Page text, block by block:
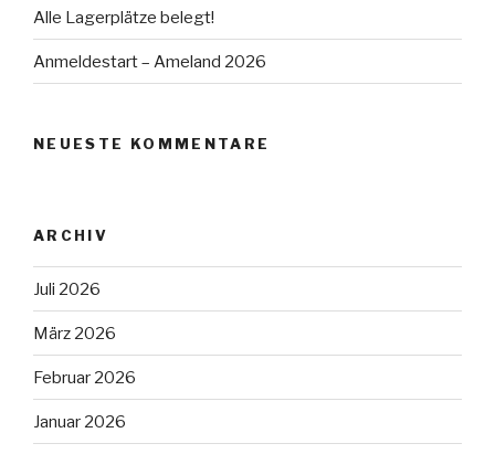
Alle Lagerplätze belegt!
Anmeldestart – Ameland 2026
NEUESTE KOMMENTARE
ARCHIV
Juli 2026
März 2026
Februar 2026
Januar 2026